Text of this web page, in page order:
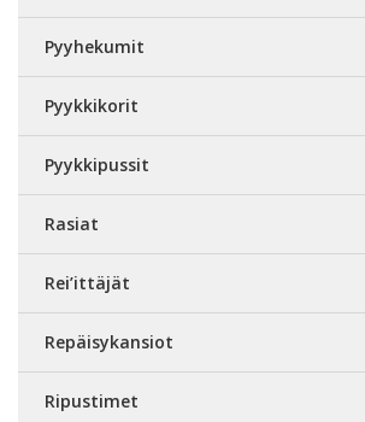
Pyyhekumit
Pyykkikorit
Pyykkipussit
Rasiat
Rei’ittäjät
Repäisykansiot
Ripustimet